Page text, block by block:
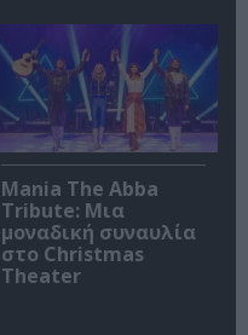
Mania The Abba
Tribute: Μια
μοναδική συναυλία
στο Christmas
Theater